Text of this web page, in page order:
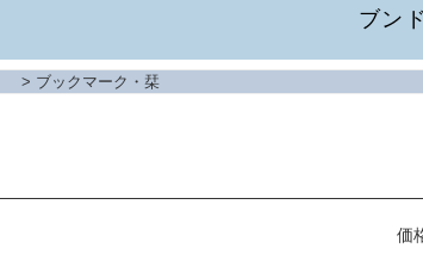
ブン
> ブックマーク・栞
価